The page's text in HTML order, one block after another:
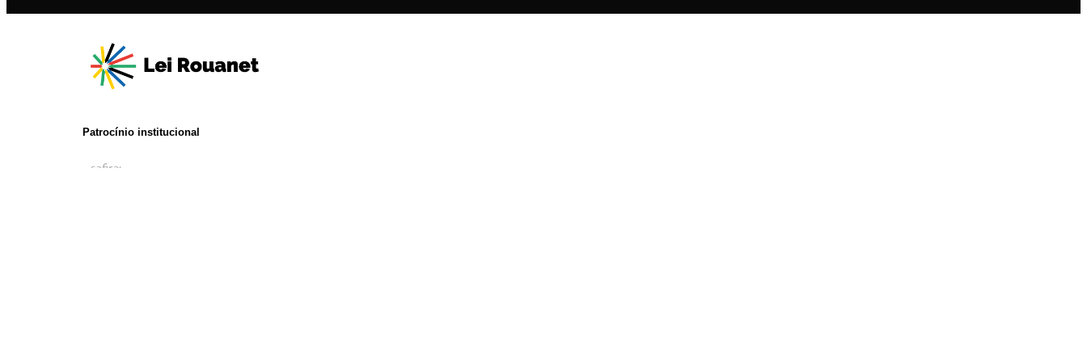
Patrocínio institucional